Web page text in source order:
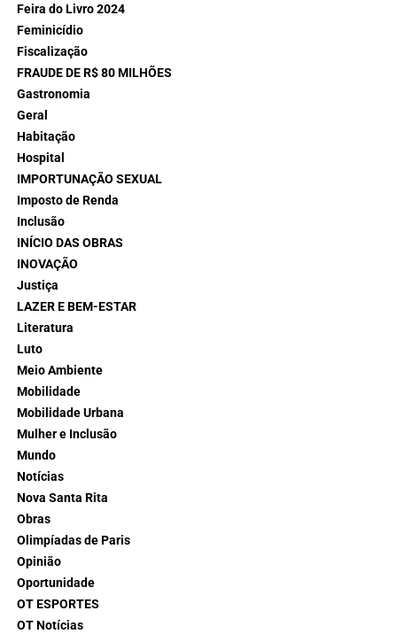
Feira do Livro 2024
Feminicídio
Fiscalização
FRAUDE DE R$ 80 MILHÕES
Gastronomia
Geral
Habitação
Hospital
IMPORTUNAÇÃO SEXUAL
Imposto de Renda
Inclusão
INÍCIO DAS OBRAS
INOVAÇÃO
Justiça
LAZER E BEM-ESTAR
Literatura
Luto
Meio Ambiente
Mobilidade
Mobilidade Urbana
Mulher e Inclusão
Mundo
Notícias
Nova Santa Rita
Obras
Olimpíadas de Paris
Opinião
Oportunidade
OT ESPORTES
OT Notícias